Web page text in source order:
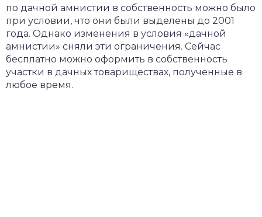
по дачной амнистии в собственность можно было
при условии, что они были выделены до 2001
года. Однако изменения в условия «дачной
амнистии» сняли эти ограничения. Сейчас
бесплатно можно оформить в собственность
участки в дачных товариществах, полученные в
любое время.